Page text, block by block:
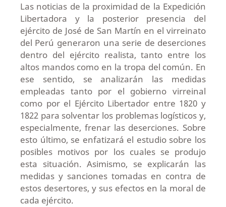
Las noticias de la proximidad de la Expedición
Libertadora y la posterior presencia del
ejército de José de San Martín en el virreinato
del Perú generaron una serie de deserciones
dentro del ejército realista, tanto entre los
altos mandos como en la tropa del común. En
ese sentido, se analizarán las medidas
empleadas tanto por el gobierno virreinal
como por el Ejército Libertador entre 1820 y
1822 para solventar los problemas logísticos y,
especialmente, frenar las deserciones. Sobre
esto último, se enfatizará el estudio sobre los
posibles motivos por los cuales se produjo
esta situación. Asimismo, se explicarán las
medidas y sanciones tomadas en contra de
estos desertores, y sus efectos en la moral de
cada ejército.